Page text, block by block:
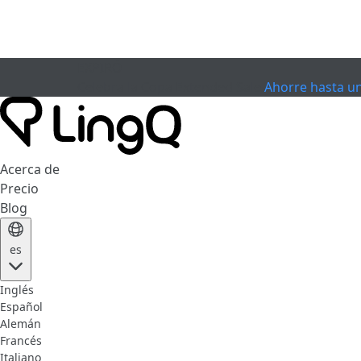
Ahorre hasta
Acerca de
Precio
Blog
es
Inglés
Español
Alemán
Francés
Italiano